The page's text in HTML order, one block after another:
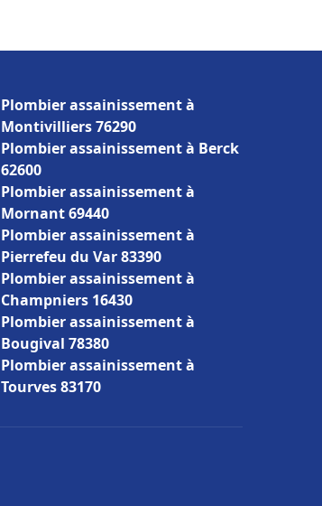
Plombier assainissement à
Montivilliers 76290
Plombier assainissement à Berck
62600
Plombier assainissement à
Mornant 69440
Plombier assainissement à
Pierrefeu du Var 83390
Plombier assainissement à
Champniers 16430
Plombier assainissement à
Bougival 78380
Plombier assainissement à
Tourves 83170